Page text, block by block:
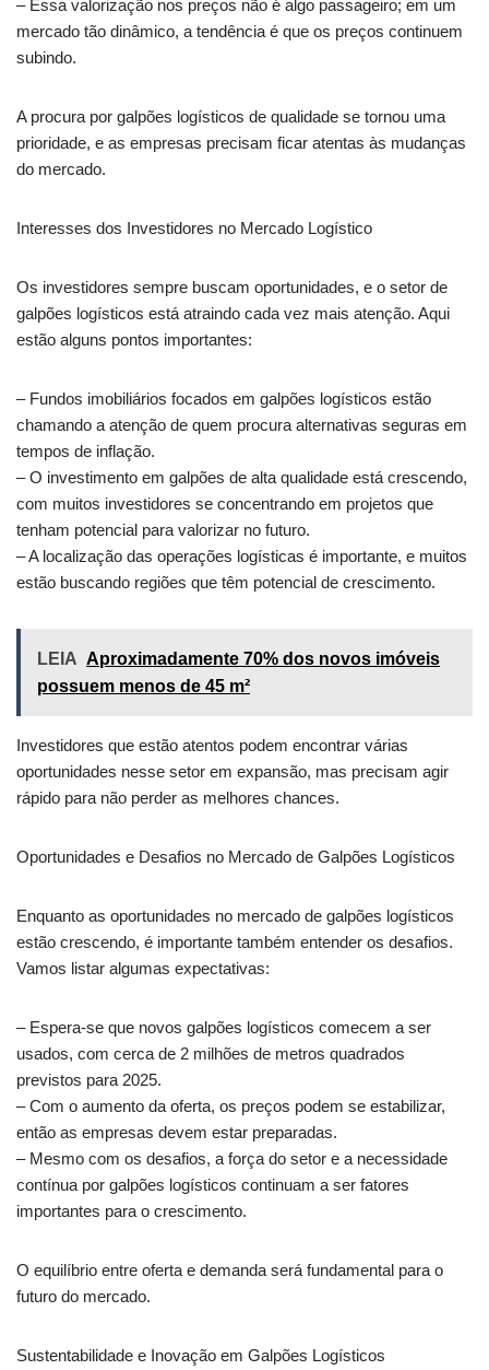
– Essa valorização nos preços não é algo passageiro; em um
mercado tão dinâmico, a tendência é que os preços continuem
subindo.
A procura por galpões logísticos de qualidade se tornou uma
prioridade, e as empresas precisam ficar atentas às mudanças
do mercado.
Interesses dos Investidores no Mercado Logístico
Os investidores sempre buscam oportunidades, e o setor de
galpões logísticos está atraindo cada vez mais atenção. Aqui
estão alguns pontos importantes:
– Fundos imobiliários focados em galpões logísticos estão
chamando a atenção de quem procura alternativas seguras em
tempos de inflação.
– O investimento em galpões de alta qualidade está crescendo,
com muitos investidores se concentrando em projetos que
tenham potencial para valorizar no futuro.
– A localização das operações logísticas é importante, e muitos
estão buscando regiões que têm potencial de crescimento.
LEIA Aproximadamente 70% dos novos imóveis
possuem menos de 45 m²
Investidores que estão atentos podem encontrar várias
oportunidades nesse setor em expansão, mas precisam agir
rápido para não perder as melhores chances.
Oportunidades e Desafios no Mercado de Galpões Logísticos
Enquanto as oportunidades no mercado de galpões logísticos
estão crescendo, é importante também entender os desafios.
Vamos listar algumas expectativas:
– Espera-se que novos galpões logísticos comecem a ser
usados, com cerca de 2 milhões de metros quadrados
previstos para 2025.
– Com o aumento da oferta, os preços podem se estabilizar,
então as empresas devem estar preparadas.
– Mesmo com os desafios, a força do setor e a necessidade
contínua por galpões logísticos continuam a ser fatores
importantes para o crescimento.
O equilíbrio entre oferta e demanda será fundamental para o
futuro do mercado.
Sustentabilidade e Inovação em Galpões Logísticos